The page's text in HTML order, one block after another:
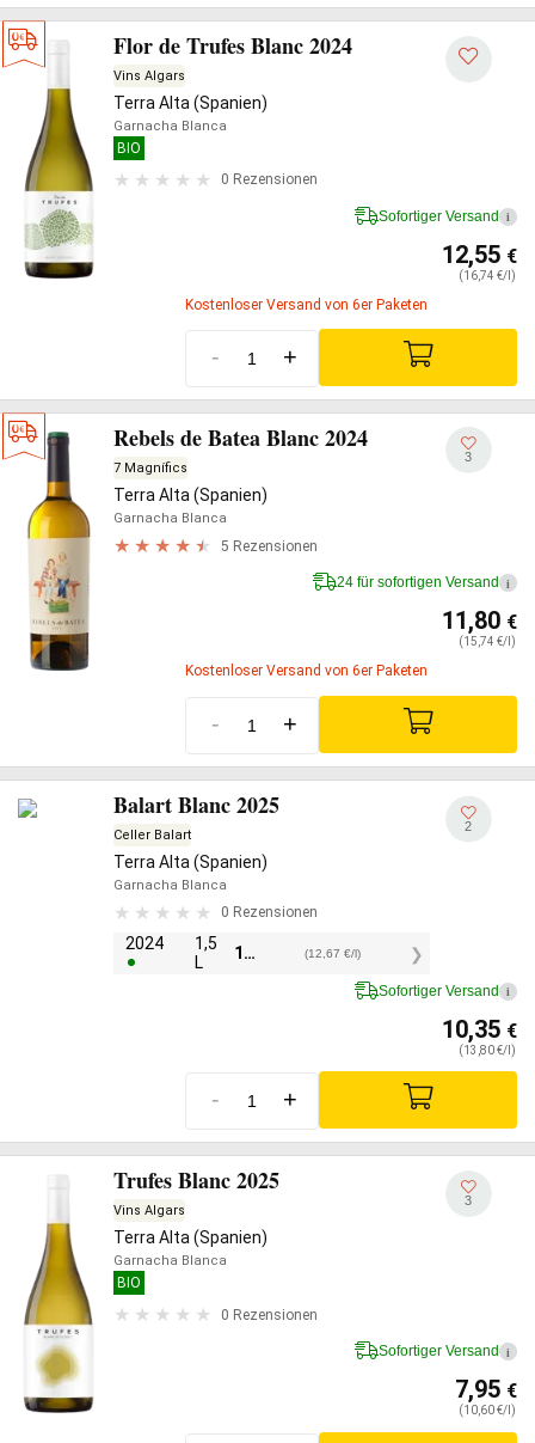
Flor de Trufes Blanc 2024
Vins Algars
Terra Alta (Spanien)
Garnacha Blanca
BIO
0 Rezensionen
Sofortiger Versand i
12,55 €
(16,74 €/l)
Kostenloser Versand von 6er Paketen
- +
Rebels de Batea Blanc 2024
7 Magnífics
Terra Alta (Spanien)
Garnacha Blanca
5 Rezensionen
3
24 für sofortigen Versand i
11,80 €
(15,74 €/l)
Kostenloser Versand von 6er Paketen
- +
Balart Blanc 2025
Celler Balart
Terra Alta (Spanien)
Garnacha Blanca
0 Rezensionen
2024
1,5
L
19,00 (12,67 €/l)
2
Sofortiger Versand i
10,35 €
(13,80 €/l)
- +
Trufes Blanc 2025
Vins Algars
Terra Alta (Spanien)
Garnacha Blanca
BIO
0 Rezensionen
3
Sofortiger Versand i
7,95 €
(10,60 €/l)